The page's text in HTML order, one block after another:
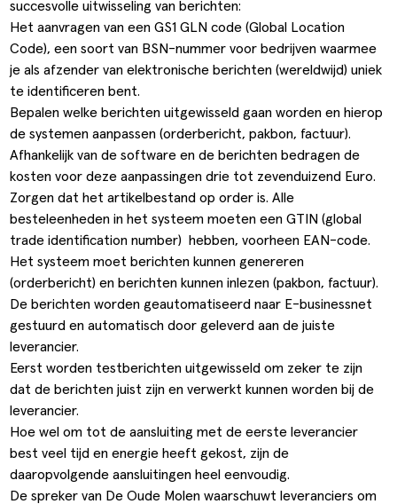
succesvolle uitwisseling van berichten:
Het aanvragen van een GS1 GLN code (Global Location
Code), een soort van BSN-nummer voor bedrijven waarmee
je als afzender van elektronische berichten (wereldwijd) uniek
te identificeren bent.
Bepalen welke berichten uitgewisseld gaan worden en hierop
de systemen aanpassen (orderbericht, pakbon, factuur).
Afhankelijk van de software en de berichten bedragen de
kosten voor deze aanpassingen drie tot zevenduizend Euro.
Zorgen dat het artikelbestand op order is. Alle
besteleenheden in het systeem moeten een GTIN (global
trade identification number) hebben, voorheen EAN-code.
Het systeem moet berichten kunnen genereren
(orderbericht) en berichten kunnen inlezen (pakbon, factuur).
De berichten worden geautomatiseerd naar E-businessnet
gestuurd en automatisch door geleverd aan de juiste
leverancier.
Eerst worden testberichten uitgewisseld om zeker te zijn
dat de berichten juist zijn en verwerkt kunnen worden bij de
leverancier.
Hoe wel om tot de aansluiting met de eerste leverancier
best veel tijd en energie heeft gekost, zijn de
daaropvolgende aansluitingen heel eenvoudig.
De spreker van De Oude Molen waarschuwt leveranciers om